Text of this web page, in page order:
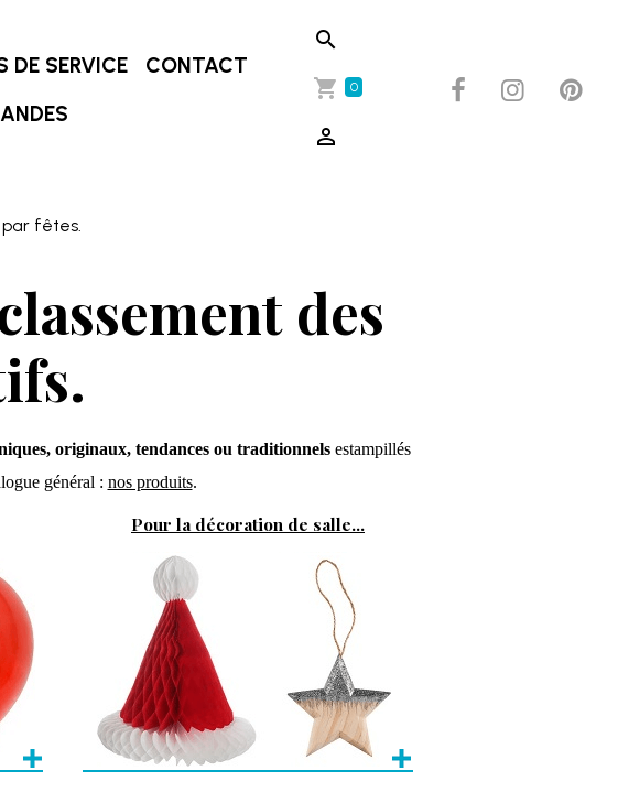
DE SERVICE
CONTACT
0
fêtes.
des
originaux, tendances ou traditionnels estampillés
général : nos produits.
Pour la décoration de salle...